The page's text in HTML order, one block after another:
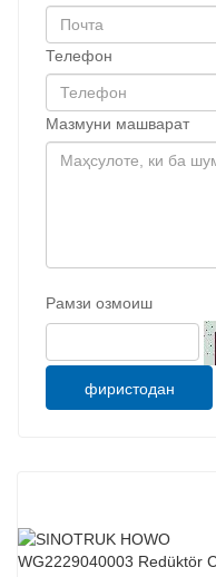
Телефон
Мазмуни машварат
Рамзи озмоиш
фиристодан